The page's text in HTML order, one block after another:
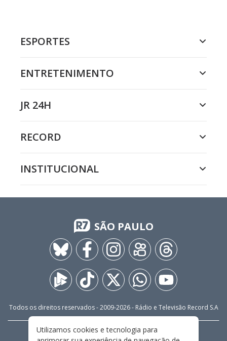
ESPORTES
ENTRETENIMENTO
JR 24H
RECORD
INSTITUCIONAL
SÃO PAULO
Todos os direitos reservados - 2009-2026- Rádio e Televisão Record S.A
FALE CONOSCO PRIVACIDADE
Utilizamos cookies e tecnologia para